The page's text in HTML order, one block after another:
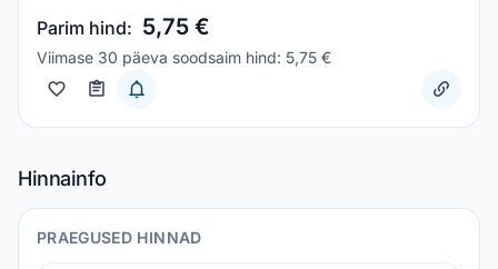
Parim hind: 5,75 €
Viimase 30 päeva soodsaim hind: 5,75 €
Hinnainfo
PRAEGUSED HINNAD